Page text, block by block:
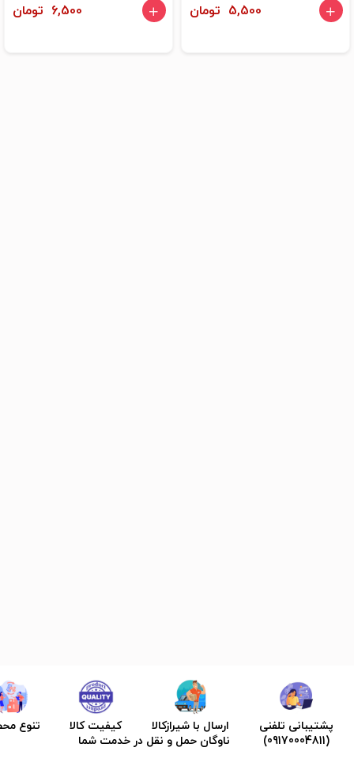
5,500 تومان 6,500 تومان
پشتیبانی تلفنی
(09170004811)
ارسال با شیرازکالا
ناوگان حمل و نقل در خدمت شما
کیفیت کالا تنوع